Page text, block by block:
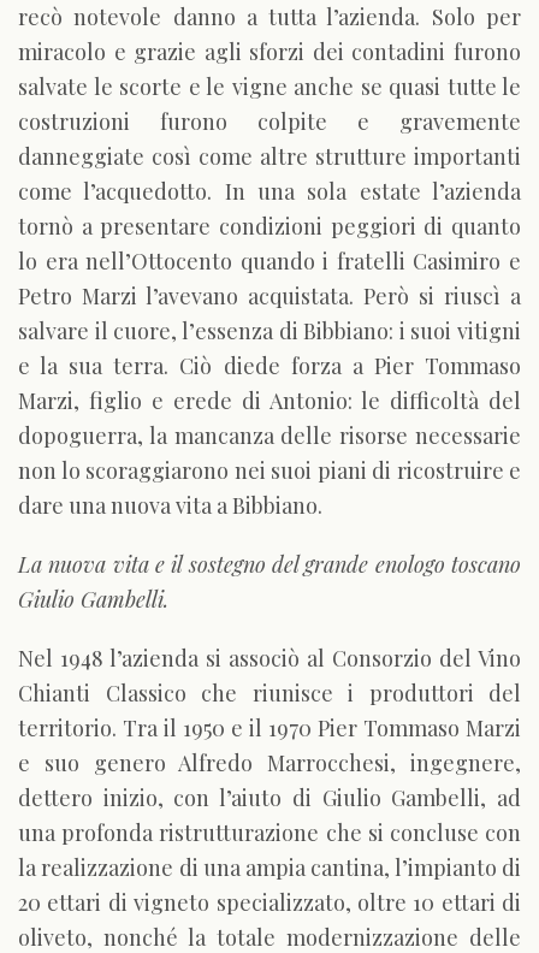
recò notevole danno a tutta l’azienda. Solo per
miracolo e grazie agli sforzi dei contadini furono
salvate le scorte e le vigne anche se quasi tutte le
costruzioni furono colpite e gravemente
danneggiate così come altre strutture importanti
come l’acquedotto. In una sola estate l’azienda
tornò a presentare condizioni peggiori di quanto
lo era nell’Ottocento quando i fratelli Casimiro e
Petro Marzi l’avevano acquistata. Però si riuscì a
salvare il cuore, l’essenza di Bibbiano: i suoi vitigni
e la sua terra. Ciò diede forza a Pier Tommaso
Marzi, figlio e erede di Antonio: le difficoltà del
dopoguerra, la mancanza delle risorse necessarie
non lo scoraggiarono nei suoi piani di ricostruire e
dare una nuova vita a Bibbiano.
La nuova vita e il sostegno del grande enologo toscano
Giulio Gambelli.
Nel 1948 l’azienda si associò al Consorzio del Vino
Chianti Classico che riunisce i produttori del
territorio. Tra il 1950 e il 1970 Pier Tommaso Marzi
e suo genero Alfredo Marrocchesi, ingegnere,
dettero inizio, con l’aiuto di Giulio Gambelli, ad
una profonda ristrutturazione che si concluse con
la realizzazione di una ampia cantina, l’impianto di
20 ettari di vigneto specializzato, oltre 10 ettari di
oliveto, nonché la totale modernizzazione delle